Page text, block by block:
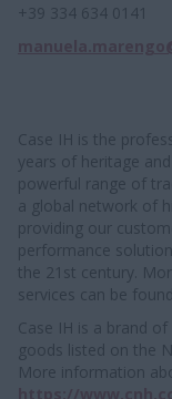
+39 334 634 0141
Case IH is the
years of heritage
powerful range of
a global network of
providing our
performance
the 21st century.
services can be
Case IH is a brand
goods listed on the
More information